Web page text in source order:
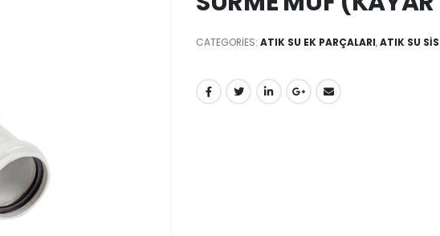
CATEGORIES: ATIK SU EK PARÇALARI,ATIK SU